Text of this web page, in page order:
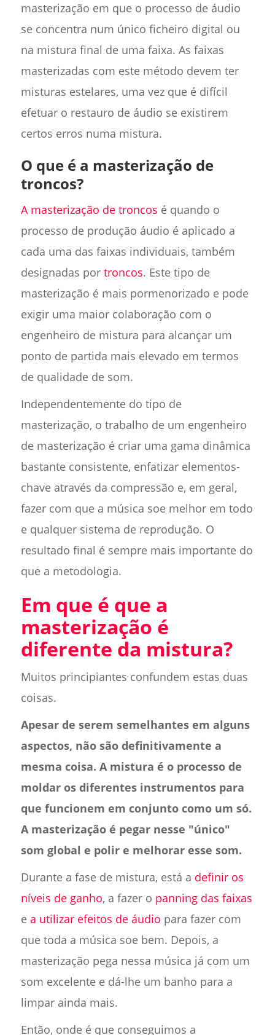
masterização em que o processo de áudio
se concentra num único ficheiro digital ou
na mistura final de uma faixa. As faixas
masterizadas com este método devem ter
misturas estelares, uma vez que é difícil
efetuar o restauro de áudio se existirem
certos erros numa mistura.
O que é a masterização de
troncos?
A masterização de troncos é quando o
processo de produção áudio é aplicado a
cada uma das faixas individuais, também
designadas por troncos. Este tipo de
masterização é mais pormenorizado e pode
exigir uma maior colaboração com o
engenheiro de mistura para alcançar um
ponto de partida mais elevado em termos
de qualidade de som.
Independentemente do tipo de
masterização, o trabalho de um engenheiro
de masterização é criar uma gama dinâmica
bastante consistente, enfatizar elementos-
chave através da compressão e, em geral,
fazer com que a música soe melhor em todo
e qualquer sistema de reprodução. O
resultado final é sempre mais importante do
que a metodologia.
Em que é que a
masterização é
diferente da mistura?
Muitos principiantes confundem estas duas
coisas.
Apesar de serem semelhantes em alguns
aspectos, não são definitivamente a
mesma coisa. A mistura é o processo de
moldar os diferentes instrumentos para
que funcionem em conjunto como um só.
A masterização é pegar nesse "único"
som global e polir e melhorar esse som.
Durante a fase de mistura, está a definir os
níveis de ganho, a fazer o panning das faixas
e a utilizar efeitos de áudio para fazer com
que toda a música soe bem. Depois, a
masterização pega nessa música já com um
som excelente e dá-lhe um banho para a
limpar ainda mais.
Então, onde é que conseguimos a